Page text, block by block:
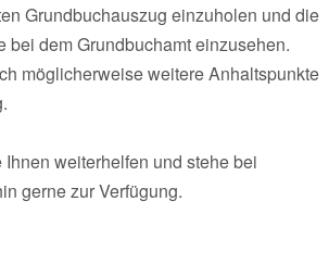
Grundbuchauszug einzuholen und die
bei dem Grundbuchamt einzusehen.
möglicherweise weitere Anhaltspunkte
weiterhelfen und stehe bei
gerne zur Verfügung.